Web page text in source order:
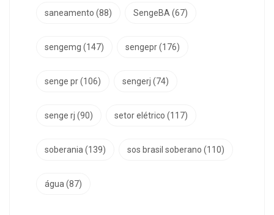
saneamento (88) SengeBA (67)
sengemg (147) sengepr(176)
senge pr(106) sengerj (74)
senge rj (90) setor elétrico (117)
soberania (139) sos brasil soberano (110)
água (87)